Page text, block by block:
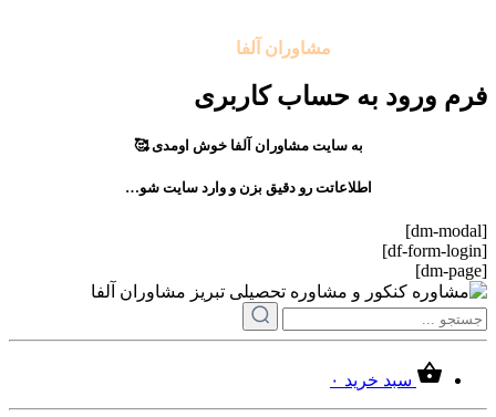
مشاوران آلفا
فرم ورود به حساب کاربری
به سایت مشاوران آلفا خوش اومدی 🥰
اطلاعاتت رو دقیق بزن و وارد سایت شو…
[dm-modal]
[df-form-login]
[dm-page]
سبد خرید ۰